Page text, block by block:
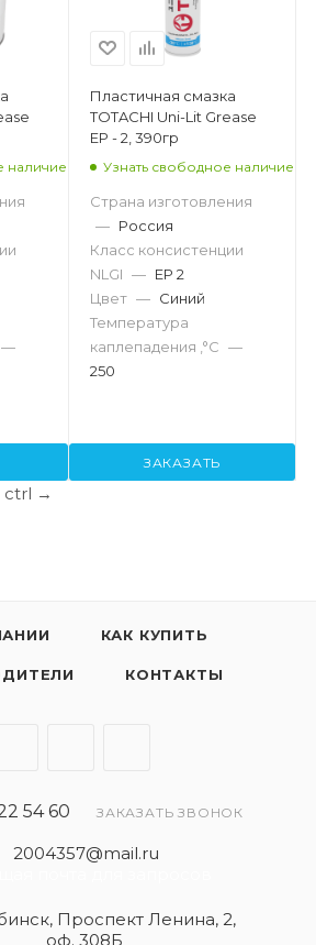
наличие
—
Пластичная смазка
TOTACHI Uni-Lit Grease
EP - 2, 390гр
Узнать свободное наличие
Страна изготовления
— Россия
Класс консистенции
NLGI — EP 2
Цвет — Синий
Температура
каплепадения ,°C —
250
ЗАКАЗАТЬ
ctrl →
КАК КУПИТЬ
КОНТАКТЫ
54 60 ЗАКАЗАТЬ ЗВОНОК
2004357@mail.ru
Проспект Ленина, 2,
оф. 308Б